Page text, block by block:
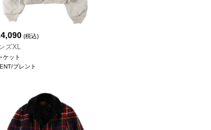
(税込)
ズXL
ケット
ブレント